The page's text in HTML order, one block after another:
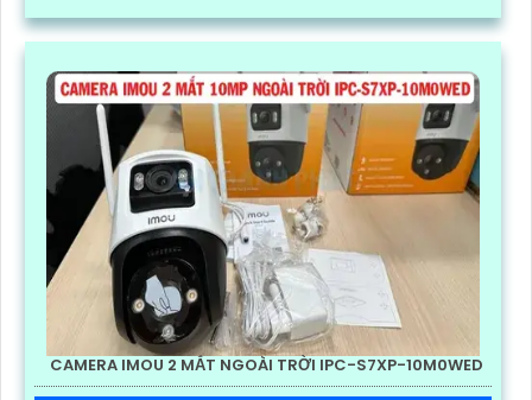
CAMERA IMOU 2 MẮT NGOÀI TRỜI IPC-S7XP-10M0WED